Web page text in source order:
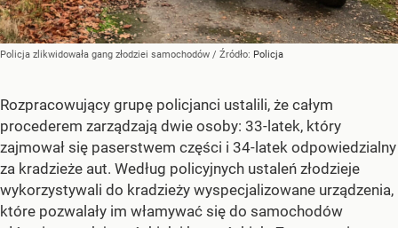
Policja zlikwidowała gang złodziei samochodów / Źródło: Policja
Rozpracowujący grupę policjanci ustalili, że całym
procederem zarządzają dwie osoby: 33-latek, który
zajmował się paserstwem części i 34-latek odpowiedzialny
za kradzieże aut. Według policyjnych ustaleń złodzieje
wykorzystywali do kradzieży wyspecjalizowane urządzenia,
które pozwalały im włamywać się do samochodów